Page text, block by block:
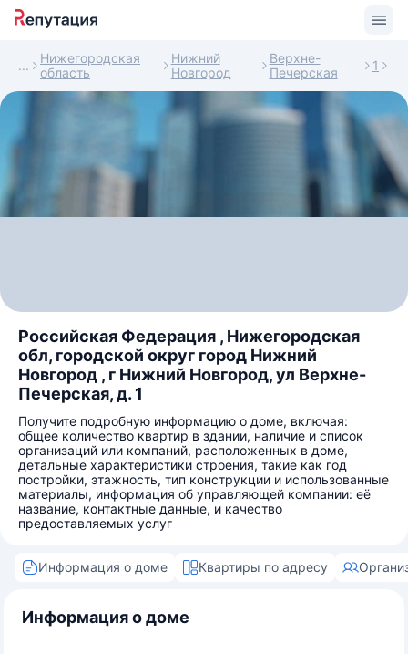
Нижегородская
область
Нижний
Новгород
Верхне-
Печерская
1
Российская Федерация , Нижегородская
обл, городской округ город Нижний
Новгород , г Нижний Новгород, ул Верхне-
Печерская, д. 1
Получите подробную информацию о доме, включая:
общее количество квартир в здании, наличие и список
организаций или компаний, расположенных в доме,
детальные характеристики строения, такие как год
постройки, этажность, тип конструкции и использованные
материалы, информация об управляющей компании: её
название, контактные данные, и качество
предоставляемых услуг
Информация о доме Квартиры по адресу
Информация о доме